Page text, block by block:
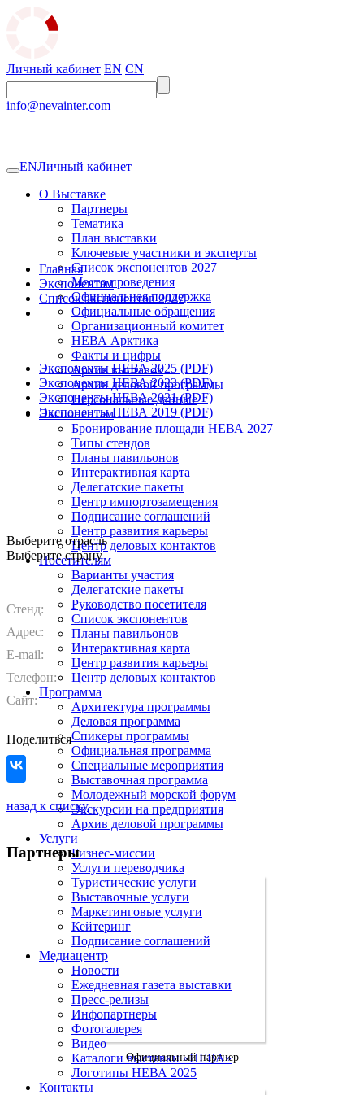
Личный кабинет EN CN
info@nevainter.com
ENЛичный кабинет
О Выставке
Партнеры
Тематика
План выставки
Ключевые участники и эксперты
Список экспонентов 2027
Место проведения
Официальная поддержка
Официальные обращения
Организационный комитет
НЕВА Арктика
Факты и цифры
Архив выставок
Архив деловой программы
Персональные данные
Экспонентам
Бронирование площади НЕВА 2027
Типы стендов
Планы павильонов
Интерактивная карта
Делегатские пакеты
Центр импортозамещения
Подписание соглашений
Центр развития карьеры
Центр деловых контактов
Посетителям
Варианты участия
Делегатские пакеты
Руководство посетителя
Список экспонентов
Планы павильонов
Интерактивная карта
Центр развития карьеры
Центр деловых контактов
Программа
Архитектура программы
Деловая программа
Спикеры программы
Официальная программа
Специальные мероприятия
Выставочная программа
Молодежный морской форум
Экскурсии на предприятия
Архив деловой программы
Услуги
Бизнес-миссии
Услуги переводчика
Туристические услуги
Выставочные услуги
Маркетинговые услуги
Кейтеринг
Подписание соглашений
Медиацентр
Новости
Ежедневная газета выставки
Пресс-релизы
Инфопартнеры
Фотогалерея
Видео
Каталоги выставки «НЕВА»
Логотипы НЕВА 2025
Контакты
Главная
Экспонентам
Список экспонентов 2027
Экспоненты НЕВА 2025 (PDF)
Экспоненты НЕВА 2023 (PDF)
Экспоненты НЕВА 2021 (PDF)
Экспоненты НЕВА 2019 (PDF)
Выберите отрасль
Выберите страну
Стенд:
Адрес:
E-mail:
Телефон:
Сайт:
Поделиться
назад к списку
Партнеры
Официальный партнер